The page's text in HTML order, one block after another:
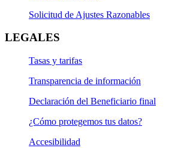
Solicitud de Ajustes Razonables
LEGALES
Tasas y tarifas
Transparencia de información
Declaración del Beneficiario final
¿Cómo protegemos tus datos?
Accesibilidad